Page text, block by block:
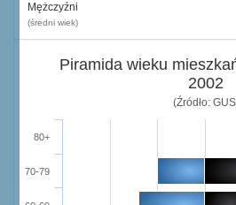
Mężczyźni
(średni wiek)
Piramida wieku
2002
(Źródło:
70-79
80+